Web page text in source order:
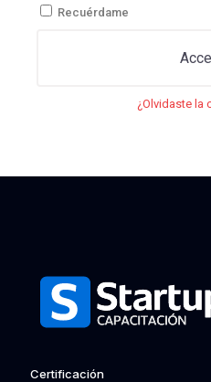
Recuérdame
¿Olvidaste la
Certificación